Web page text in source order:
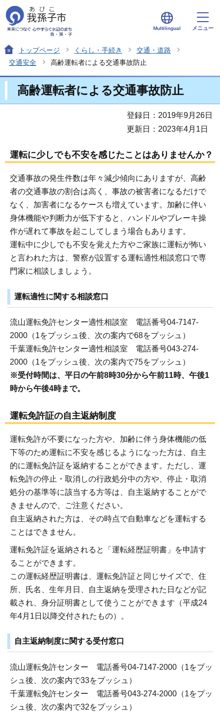
Multilingual メニュー
トップページ くらし・手続き
交通・道路
交通安全
高齢運転者による交通事故防止
高齢運転者による交通事故防止
登録日：2019年9月26日
更新日：2023年4月1日
運転に少しでも不安を感じたことはありませんか？
交通事故の発生件数は年々減少傾向にありますが、高齢
者の交通事故の割合は高く、事故の被害者になるだけで
なく、加害者になるケースも増えています。加齢に伴い
身体機能や判断力が低下すると、ハンドルやブレーキ操
作が遅れて事故を起こしてしまう場合もあります。
運転中に少しでも不安を覚えた方やご家族に運転が怖い
と言われた方は、警察が設置する運転適性相談窓口で専
門家に相談しましょう。
運転適性に関する相談窓口
流山運転免許センター適性相談室 電話番号04-7147-
2000（1をプッシュ後、次の案内で68をプッシュ）
千葉運転免許センター適性相談室 電話番号043-274-
2000（1をプッシュ後、次の案内で75をプッシュ）
※受付時間は、平日の午前8時30分から午前11時、午後1
時から午後4時まで。
運転免許証の自主返納制度
運転免許が不要になった方や、加齢に伴う身体機能の低
下等のため運転に不安を感じるようになった方は、自主
的に運転免許証を返納することができます。ただし、運
転免許の停止・取消しの行政処分中の方や、停止・取消
処分の基準等に該当する方等は、自主返納することがで
きませんので、ご注意ください。
自主返納された方は、その時点で自動車などを運転する
ことはできません。
運転免許証を返納されると「運転経歴証明書」を申請す
ることができます。
この運転経歴証明書は、運転免許証と同じサイズで、住
所、氏名、生年月日、自主返納を受理された日などが記
載され、身分証明書として使うことができます（平成24
年4月1日以降交付されたもの）。
自主返納制度に関する受付窓口
流山運転免許センター 電話番号04-7147-2000（1をプッ
シュ後、次の案内で33をプッシュ）
千葉運転免許センター 電話番号043-274-2000（1をプッ
シュ後、次の案内で32をプッシュ）